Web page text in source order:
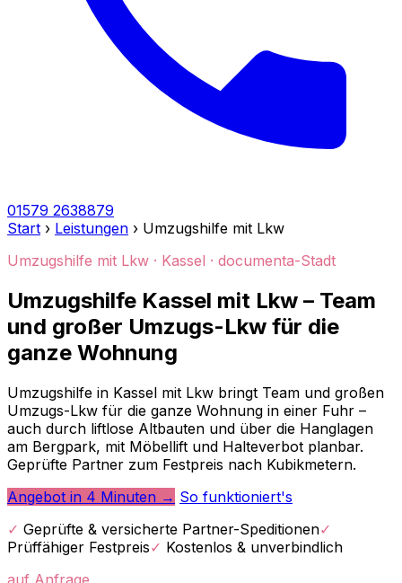
01579 2638879
Start › Leistungen › Umzugshilfe mit Lkw
Umzugshilfe mit Lkw · Kassel · documenta-Stadt
Umzugshilfe Kassel mit Lkw – Team
und großer Umzugs-Lkw für die
ganze Wohnung
Umzugshilfe in Kassel mit Lkw bringt Team und großen
Umzugs-Lkw für die ganze Wohnung in einer Fuhr –
auch durch liftlose Altbauten und über die Hanglagen
am Bergpark, mit Möbellift und Halteverbot planbar.
Geprüfte Partner zum Festpreis nach Kubikmetern.
Angebot in 4 Minuten → So funktioniert's
✓ Geprüfte & versicherte Partner-Speditionen✓
Prüffähiger Festpreis✓ Kostenlos & unverbindlich
auf Anfrage